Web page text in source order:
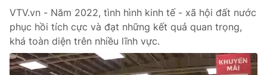
VTV.vn - Năm 2022, tình hình kinh tế - xã hội đất nước
phục hồi tích cực và đạt những kết quả quan trọng,
khá toàn diện trên nhiều lĩnh vực.